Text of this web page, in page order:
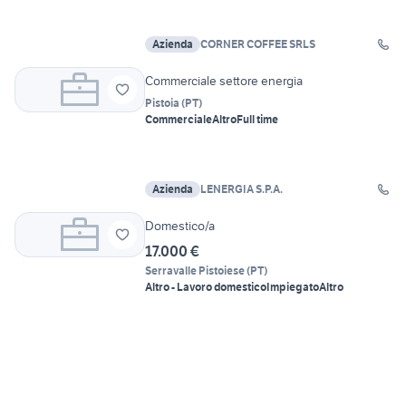
Azienda CORNER COFFEE SRLS
Commerciale settore energia
Pistoia (PT)
CommercialeAltroFull time
Azienda LENERGIA S.P.A.
Domestico/a
17.000 €
Serravalle Pistoiese(PT)
Altro - Lavoro domesticoImpiegatoAltro